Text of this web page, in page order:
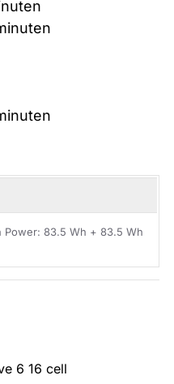
Power: 83.5 Wh + 83.5 Wh
6 16 cell